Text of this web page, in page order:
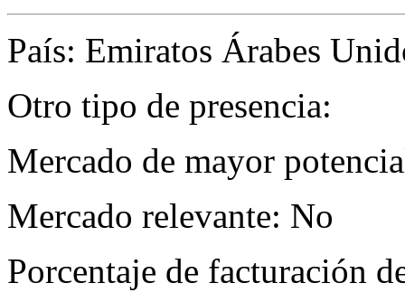
País: Emiratos Árabes
Otro tipo de presencia:
Mercado de mayor
Mercado relevante: No
Porcentaje de facturación